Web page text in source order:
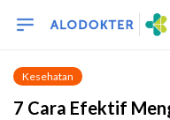
Kesehatan
7 Cara Efektif